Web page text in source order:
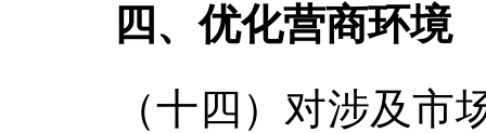
四、优化营商环境
（十四）对涉及